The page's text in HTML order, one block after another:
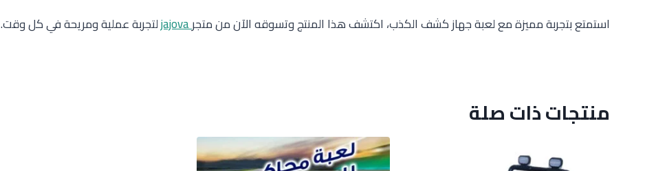
استمتع بتجربة مميزة مع لعبة جهاز كشف الكذب، اكتشف هذا المنتج وتسوقه الآن من متجرjajova لتجربة عملية ومريحة في كل وقت.
منتجات ذات صلة